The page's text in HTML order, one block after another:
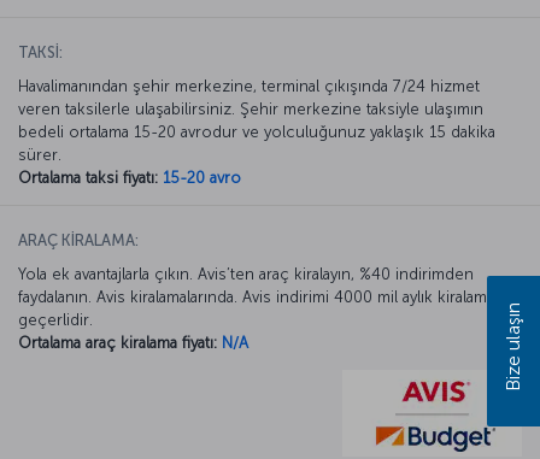
TAKSİ:
Havalimanından şehir merkezine, terminal çıkışında 7/24 hizmet
veren taksilerle ulaşabilirsiniz. Şehir merkezine taksiyle ulaşımın
bedeli ortalama 15-20 avrodur ve yolculuğunuz yaklaşık 15 dakika
sürer.
Ortalama taksi fiyatı: 15-20 avro
ARAÇ KİRALAMA:
Yola ek avantajlarla çıkın. Avis’ten araç kiralayın, %40 indirimden
faydalanın. Avis kiralamalarında. Avis indirimi 4000 mil aylık kiralamada
geçerlidir.
Ortalama araç kiralama fiyatı: N/A Bize ulaşın